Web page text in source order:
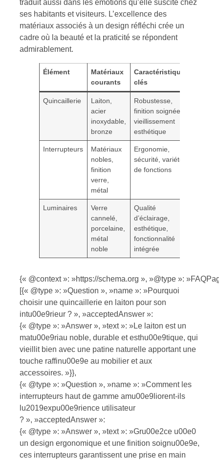
traduit aussi dans les émotions qu’elle suscite chez
ses habitants et visiteurs. L’excellence des
matériaux associés à un design réfléchi crée un
cadre où la beauté et la praticité se répondent
admirablement.
Élément
Matériaux
courants
Caractéristiques
clés
Quincaillerie
Laiton,
acier
inoxydable,
bronze
Robustesse,
finition soignée,
vieillissement
esthétique
Interrupteurs
Matériaux
nobles,
finition
verre,
métal
Ergonomie,
sécurité, variété
de fonctions
Luminaires
Verre
cannelé,
porcelaine,
métal
noble
Qualité
d’éclairage,
esthétique,
fonctionnalité
intégrée
{« @context »: »https://schema.org », »@type »:
[{« @type »: »Question », »name »: »Pourquoi
choisir une quincaillerie en laiton pour son
intu00e9rieur ? », »acceptedAnswer »:
{« @type »: »Answer », »text »: »Le laiton est un
matu00e9riau noble, durable et esthu00e9tique, qui
vieillit bien avec une patine naturelle apportant une
touche raffinu00e9e au mobilier et aux
accessoires. »}},
{« @type »: »Question », »name »: »Comment les
interrupteurs haut de gamme amu00e9liorent-ils
lu2019expu00e9rience utilisateur
? », »acceptedAnswer »:
{« @type »: »Answer », »text »: »Gru00e2ce u00e0
un design ergonomique et une finition soignu00e9e,
ces interrupteurs garantissent une prise en main